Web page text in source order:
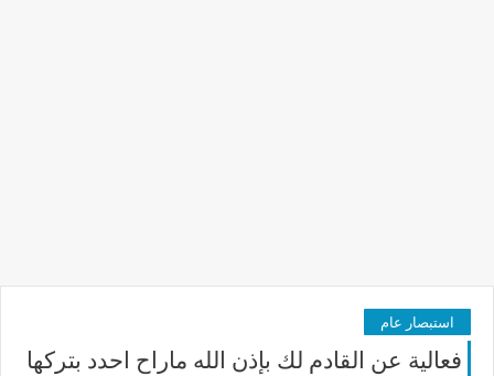
استبصار عام
فعالية عن القادم لك بإذن الله ماراح احدد بتركها